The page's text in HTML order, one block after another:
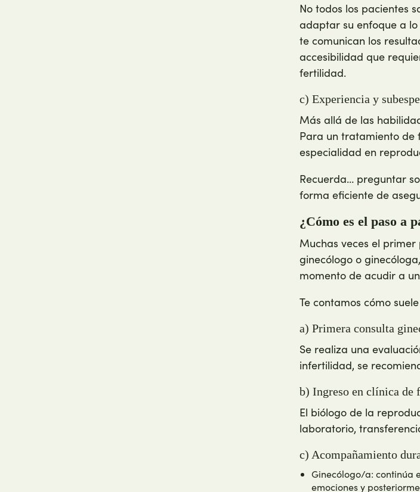
No todos los pacientes
adaptar su enfoque a
te comunican los
accesibilidad que
fertilidad.
c) Experiencia y
Más allá de las
Para un tratamiento de
especialidad en
Recuerda… preguntar
forma eficiente de
¿Cómo es el paso a
Muchas veces el
ginecólogo o
momento de acudir a
Te contamos cómo
a) Primera consulta
Se realiza una
infertilidad, se
b) Ingreso en clínica de
El biólogo de la
laboratorio,
c) Acompañamiento
Ginecólogo/a: continúa
emociones y